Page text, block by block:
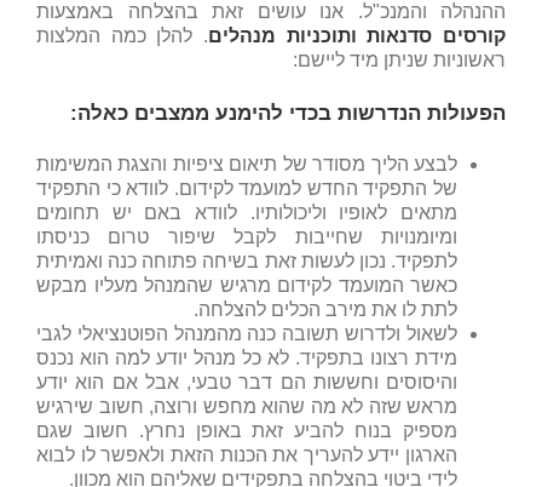
ההנהלה והמנכ"ל. אנו עושים זאת בהצלחה באמצעות
קורסים סדנאות ותוכניות מנהלים. להלן כמה המלצות
ראשוניות שניתן מיד ליישם:
הפעולות הנדרשות בכדי להימנע ממצבים כאלה:
לבצע הליך מסודר של תיאום ציפיות והצגת המשימות
של התפקיד החדש למועמד לקידום. לוודא כי התפקיד
מתאים לאופיו וליכולותיו. לוודא באם יש תחומים
ומיומנויות שחייבות לקבל שיפור טרום כניסתו
לתפקיד. נכון לעשות זאת בשיחה פתוחה כנה ואמיתית
כאשר המועמד לקידום מרגיש שהמנהל מעליו מבקש
לתת לו את מירב הכלים להצלחה.
לשאול ולדרוש תשובה כנה מהמנהל הפוטנציאלי לגבי
מידת רצונו בתפקיד. לא כל מנהל יודע למה הוא נכנס
והיסוסים וחששות הם דבר טבעי, אבל אם הוא יודע
מראש שזה לא מה שהוא מחפש ורוצה, חשוב שירגיש
מספיק בנוח להביע זאת באופן נחרץ. חשוב שגם
הארגון יידע להעריך את הכנות הזאת ולאפשר לו לבוא
לידי ביטוי בהצלחה בתפקידים שאליהם הוא מכוון.